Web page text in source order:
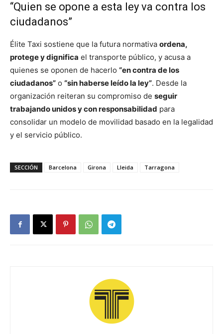
“Quien se opone a esta ley va contra los
ciudadanos”
Élite Taxi sostiene que la futura normativa ordena,
protege y dignifica el transporte público, y acusa a
quienes se oponen de hacerlo “en contra de los
ciudadanos” o “sin haberse leído la ley”. Desde la
organización reiteran su compromiso de seguir
trabajando unidos y con responsabilidad para
consolidar un modelo de movilidad basado en la legalidad
y el servicio público.
SECCIÓN Barcelona Girona Lleida Tarragona